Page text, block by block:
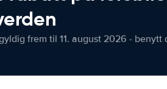
frem til 11. august 2026 - benytt